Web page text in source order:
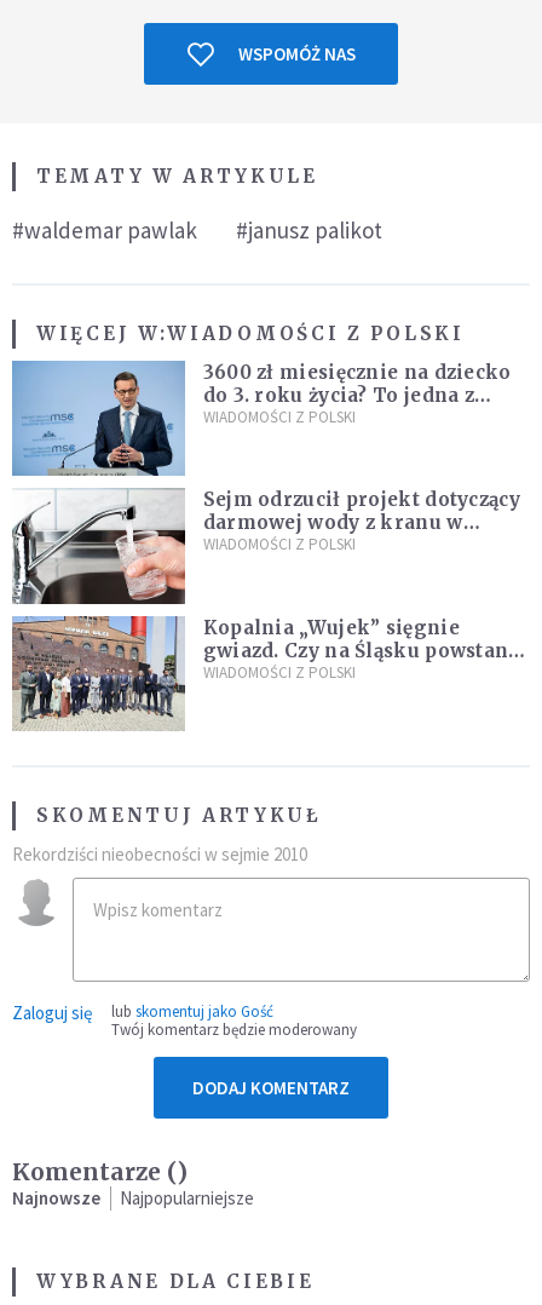
WSPOMÓŻ NAS
TEMATY W ARTYKULE
#waldemar pawlak #janusz palikot
WIĘCEJ W:WIADOMOŚCI Z POLSKI
3600 zł miesięcznie na dziecko
do 3. roku życia? To jedna z
propozycji programu "Rozwój
WIADOMOŚCI Z POLSKI
Sejm odrzucił projekt dotyczący
darmowej wody z kranu w
restauracjach
WIADOMOŚCI Z POLSKI
Kopalnia „Wujek” sięgnie
gwiazd. Czy na Śląsku powstanie
„Dolina Krzemowa”?
WIADOMOŚCI Z POLSKI
SKOMENTUJ ARTYKUŁ
Rekordziści nieobecności w sejmie 2010
Zaloguj się lub skomentuj jako Gość
Twój komentarz będzie moderowany
DODAJ KOMENTARZ
Komentarze ()
Najnowsze Najpopularniejsze
WYBRANE DLA CIEBIE